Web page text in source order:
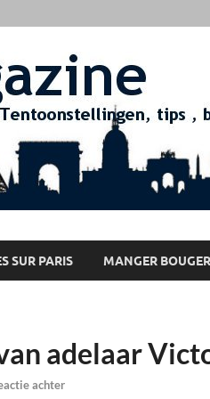
SUR PARIS MANGER BOUGER
adelaar
achter